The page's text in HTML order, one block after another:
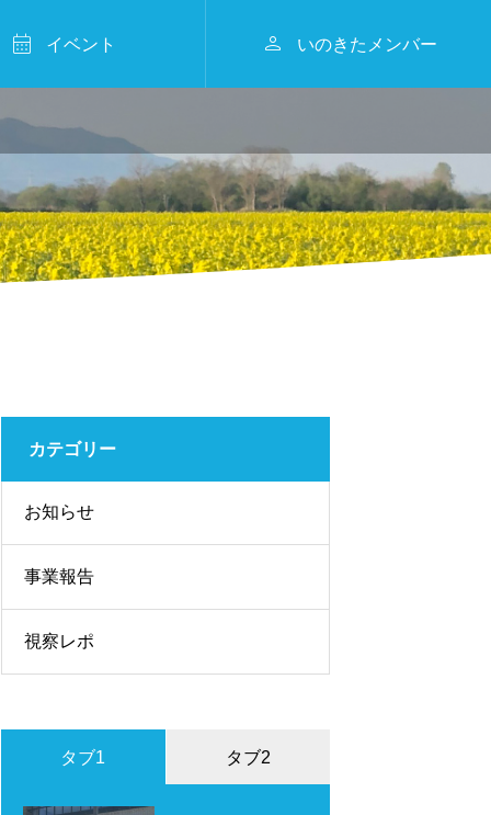
 イベント  いのきたメンバー
KITAMURA KAMAKU
RA WINTER MARCHE
2026

事業報告
フィリピンからきたっ🌴🎉🍅
2024.07.23

カテゴリー
お知らせ
事業報告
視察レポ
タブ1 タブ2